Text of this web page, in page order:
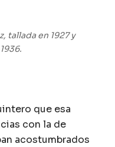
tallada en 1927 y
que esa
con la de
acostumbrados